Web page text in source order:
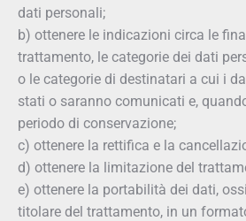
dati personali;
b) ottenere le indicazioni circa le
trattamento, le categorie dei dati
o le categorie di destinatari a cui i
stati o saranno comunicati e,
periodo di conservazione;
c) ottenere la rettifica e la
d) ottenere la limitazione del
e) ottenere la portabilità dei dati,
titolare del trattamento, in un